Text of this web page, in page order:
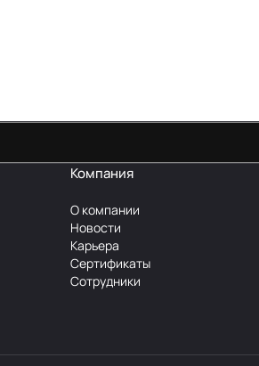
Компания
О компании
Новости
Карьера
Сертификаты
Сотрудники